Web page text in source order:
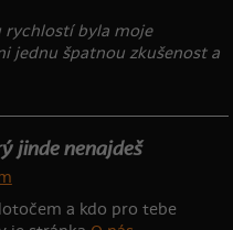
rychlostí byla moje
jednu špatnou zkušenost a
jinde nenajdeš
a kdo pro tebe